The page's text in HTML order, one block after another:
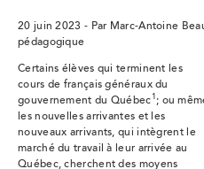
20 juin 2023 - Par Marc-Antoine
pédagogique
Certains élèves qui terminent les
cours de français généraux du
gouvernement du Québec 1 ; ou
les nouvelles arrivantes et les
nouveaux arrivants, qui intègrent le
marché du travail à leur arrivée au
Québec, cherchent des moyens